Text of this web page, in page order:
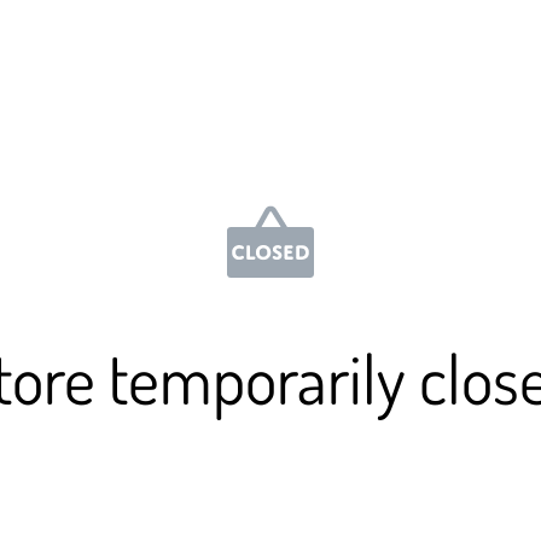
temporarily